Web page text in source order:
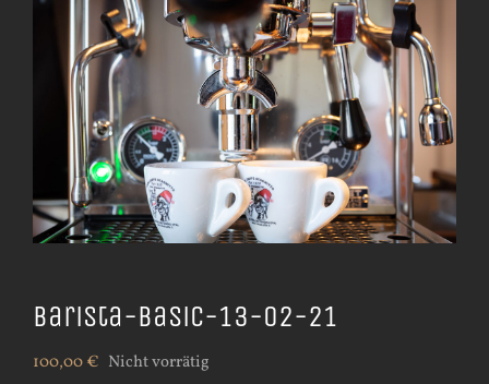
Barista-Basic-13-02-21
100,00€ Nicht vorrätig